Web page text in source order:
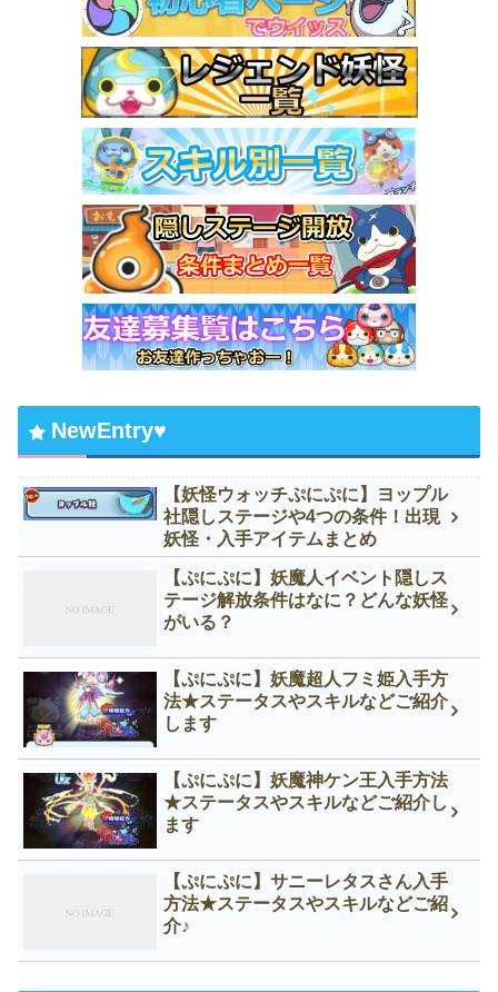
NewEntry♥
【妖怪ウォッチぷにぷに】ヨップル
社隠しステージや4つの条件！出現
妖怪・入手アイテムまとめ
【ぷにぷに】妖魔人イベント隠しス
テージ解放条件はなに？どんな妖怪
がいる？
【ぷにぷに】妖魔超人フミ姫入手方
法★ステータスやスキルなどご紹介
します
【ぷにぷに】妖魔神ケン王入手方法
★ステータスやスキルなどご紹介し
ます
【ぷにぷに】サニーレタスさん入手
方法★ステータスやスキルなどご紹
介♪